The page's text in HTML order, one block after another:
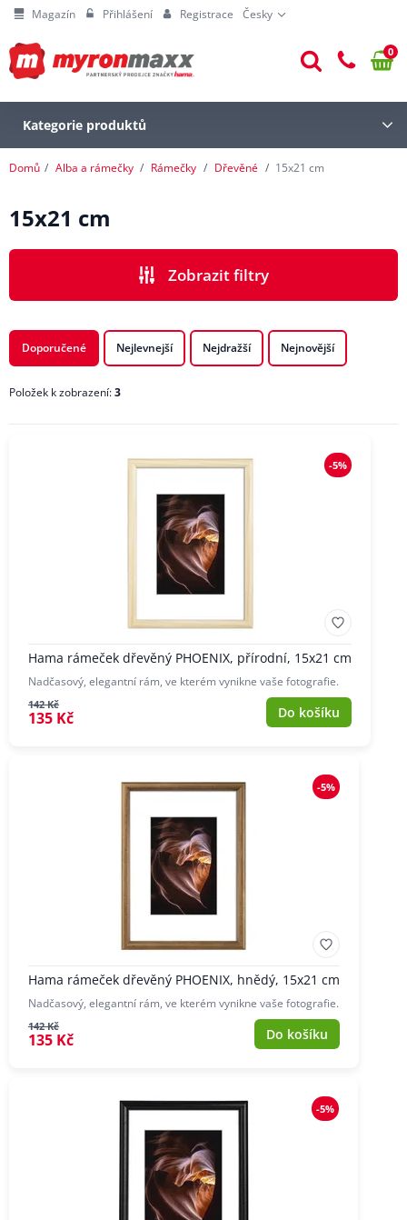
Magazín Přihlášení Registrace Česky
0
Kategorie produktů
Domů Alba a rámečky Rámečky Dřevěné 15x21 cm
15x21 cm
Zobrazit filtry
CENA
VÝROBCI
Doporučené Nejlevnejší Nejdražší Nejnovější
Položek k zobrazení:3
-5%
Hama rámeček dřevěný PHOENIX, přírodní, 15x21 cm
Nadčasový, elegantní rám, ve kterém vynikne vaše fotografie.
142 Kč
135 Kč Do košíku
-5%
Hama rámeček dřevěný PHOENIX, hnědý, 15x21 cm
Nadčasový, elegantní rám, ve kterém vynikne vaše fotografie.
142 Kč
135 Kč Do košíku
-5%